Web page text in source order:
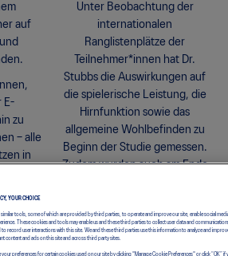
auf
E-
zu
– alle
in
auf
jedoch
und
Unter Beobachtung der
internationalen
Ranglistenplätze der
Teilnehmer*innen hat Dr.
Stubbs die Auswirkungen auf
die spielerische Leistung, die
Hirnfunktion sowie das
allgemeine Wohlbefinden zu
Beginn der Studie gemessen.
Zudem wurden auch am Ende
erhoben, um die Auswirkungen
auf ihre mentale
Leistungsfähigkeit zu messen.
YOUR CHOICE
similar tools, some of which are provided by third parties, to operate and improve our site, enable social
These cookies and tools may enable us and these third parties to collect user data and
record user interactions with this site. We and these third parties use this information to analyze and
content and ads on this site and across third party sites.
your preferences for certain cookies used on our site by clicking "Manage Cookie Preferences" or click